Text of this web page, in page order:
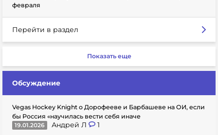
февраля
Перейти в раздел
Показать еще
Обсуждение
Vegas Hockey Knight о Дорофееве и Барбашеве на ОИ, если
бы Россия «научилась вести себя иначе
19.01.2026
Андрей Л 1